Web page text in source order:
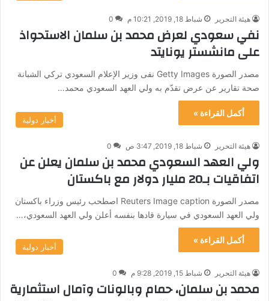
هيئة التحرير شباط 18, 2019, 10:21 م 0
نفي سعودي لعرض محمد بن سلمان الاستحواذ
على مانشستر يونايتد
مصدر الصورة Getty Images نفى وزير الإعلام السعودي تركي الشبانة
صحة تقارير عن عرض تقدّم به ولي العهد السعودي محمد…
أكمل القراءة »
أخبار دولية
هيئة التحرير شباط 18, 2019, 3:47 ص 0
ولي العهد السعودي محمد بن سلمان يعلن عن
اتفاقيات بـ20 مليار دولار مع باكستان
مصدر الصورة Reuters Image caption اصطحب رئيس وزراء باكستان
ولي العهد السعودي في سيارة قادها بنفسه أعلن ولي العهد السعودي،…
أكمل القراءة »
أخبار دولية
هيئة التحرير شباط 15, 2019, 9:28 م 0
محمد بن سلمان، حمام وبالونات وآمال استثمارية